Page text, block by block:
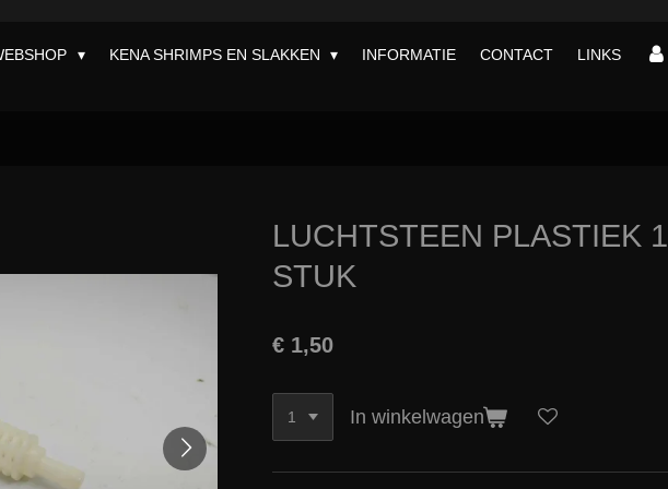
KENA SHRIMPS EN SLAKKEN INFORMATIE CONTACT LINKS
LUCHTSTEEN PLASTIEK 1
STUK
€ 1,50
In winkelwagen